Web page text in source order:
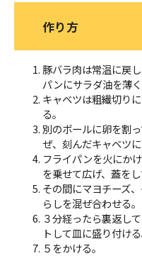
作り方
豚バラ肉は常温に戻
パンにサラダ油を薄く
キャベツは粗繊切り
る。
別のボールに卵を割
ぜ、刻んだキャベツ
フライパンを火にか
を乗せて広げ、蓋を
その間にマヨチーズ
らしを混ぜ合わせる。
３分経ったら裏返し
トして皿に盛り付ける
５をかける。